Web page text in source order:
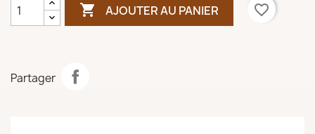
 AJOUTER AU PANIER favorite_border
Partager